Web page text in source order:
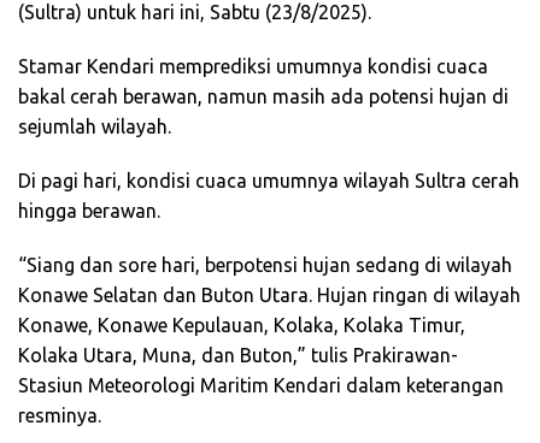
(Sultra) untuk hari ini, Sabtu (23/8/2025).
Stamar Kendari memprediksi umumnya kondisi cuaca
bakal cerah berawan, namun masih ada potensi hujan di
sejumlah wilayah.
Di pagi hari, kondisi cuaca umumnya wilayah Sultra cerah
hingga berawan.
“Siang dan sore hari, berpotensi hujan sedang di wilayah
Konawe Selatan dan Buton Utara. Hujan ringan di wilayah
Konawe, Konawe Kepulauan, Kolaka, Kolaka Timur,
Kolaka Utara, Muna, dan Buton,” tulis Prakirawan-
Stasiun Meteorologi Maritim Kendari dalam keterangan
resminya.